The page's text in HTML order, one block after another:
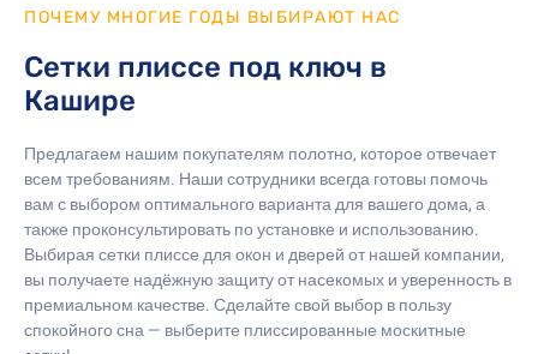
ПОЧЕМУ МНОГИЕ ГОДЫ ВЫБИРАЮТ НАС
Сетки плиссе под ключ в
Кашире
Предлагаем нашим покупателям полотно, которое отвечает
всем требованиям. Наши сотрудники всегда готовы помочь
вам с выбором оптимального варианта для вашего дома, а
также проконсультировать по установке и использованию.
Выбирая сетки плиссе для окон и дверей от нашей компании,
вы получаете надёжную защиту от насекомых и уверенность в
премиальном качестве. Сделайте свой выбор в пользу
спокойного сна — выберите плиссированные москитные